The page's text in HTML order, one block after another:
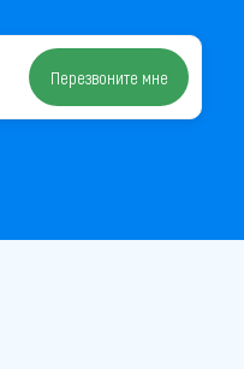
Перезвоните мне